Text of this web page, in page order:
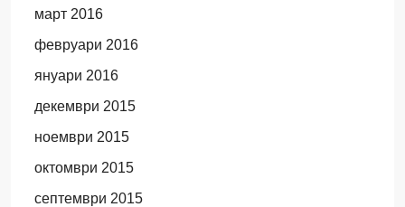
март 2016
февруари 2016
януари 2016
декември 2015
ноември 2015
октомври 2015
септември 2015